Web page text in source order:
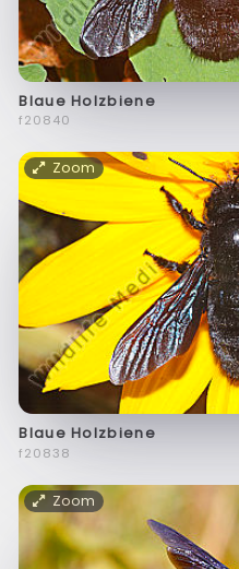
Blaue Holzbiene
f20840
Zoom
Blaue Holzbiene
f20838
Zoom